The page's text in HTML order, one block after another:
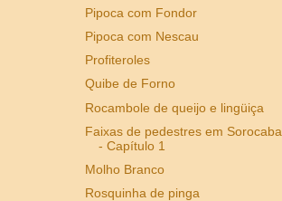
Pipoca com Fondor
Pipoca com Nescau
Profiteroles
Quibe de Forno
Rocambole de queijo e lingüiça
Faixas de pedestres em Sorocaba
- Capítulo 1
Molho Branco
Rosquinha de pinga